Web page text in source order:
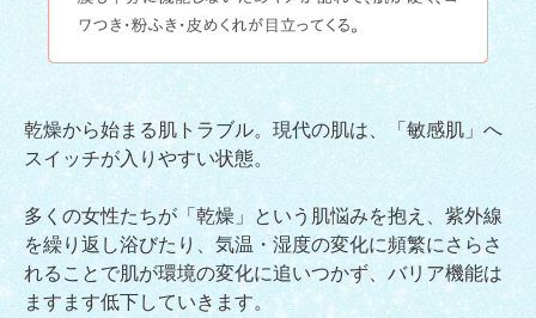
乾燥から始まる肌トラブル。現代の肌は、「敏感肌」へ
スイッチが入りやすい状態。
多くの女性たちが「乾燥」という肌悩みを抱え、紫外線
を繰り返し浴びたり、気温・湿度の変化に頻繁にさらさ
れることで肌が環境の変化に追いつかず、バリア機能は
ますます低下していきます。